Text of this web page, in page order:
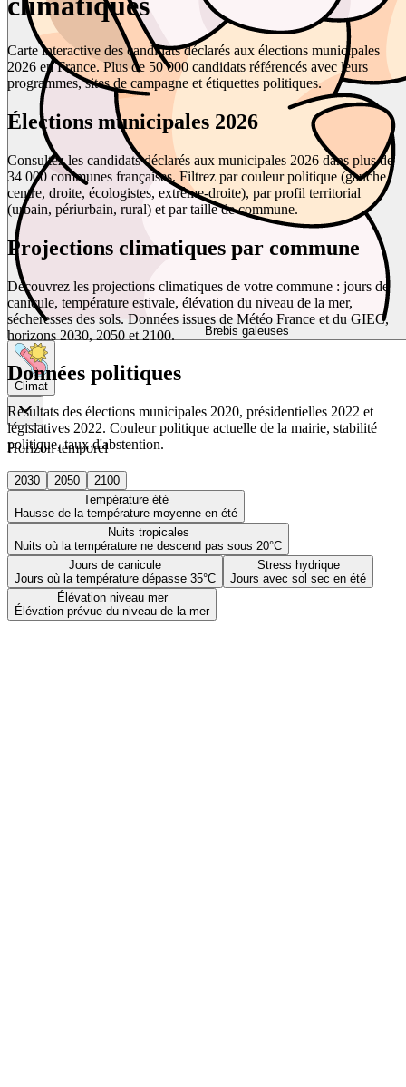
Brebis galeuses
Climat
Horizon temporel
2030 2050
2100
Température été
Hausse de la température moyenne en été
Nuits tropicales
Nuits où la température ne descend pas sous 20°C
Jours de canicule
Jours où la température dépasse 35°C
Stress hydrique
Jours avec sol sec en été
Élévation niveau mer
Élévation prévue du niveau de la mer
Carte interactive des candidats déclarés aux élections municipales
2026 en France. Plus de 50 000 candidats référencés avec leurs
programmes, sites de campagne et étiquettes politiques.
Élections municipales 2026
Consultez les candidats déclarés aux municipales 2026 dans plus de
34 000 communes françaises. Filtrez par couleur politique (gauche,
centre, droite, écologistes, extrême-droite), par profil territorial
(urbain, périurbain, rural) et par taille de commune.
Projections climatiques par commune
Découvrez les projections climatiques de votre commune : jours de
canicule, température estivale, élévation du niveau de la mer,
sécheresses des sols. Données issues de Météo France et du GIEC,
horizons 2030, 2050 et 2100.
Données politiques
Résultats des élections municipales 2020, présidentielles 2022 et
législatives 2022. Couleur politique actuelle de la mairie, stabilité
politique, taux d'abstention.